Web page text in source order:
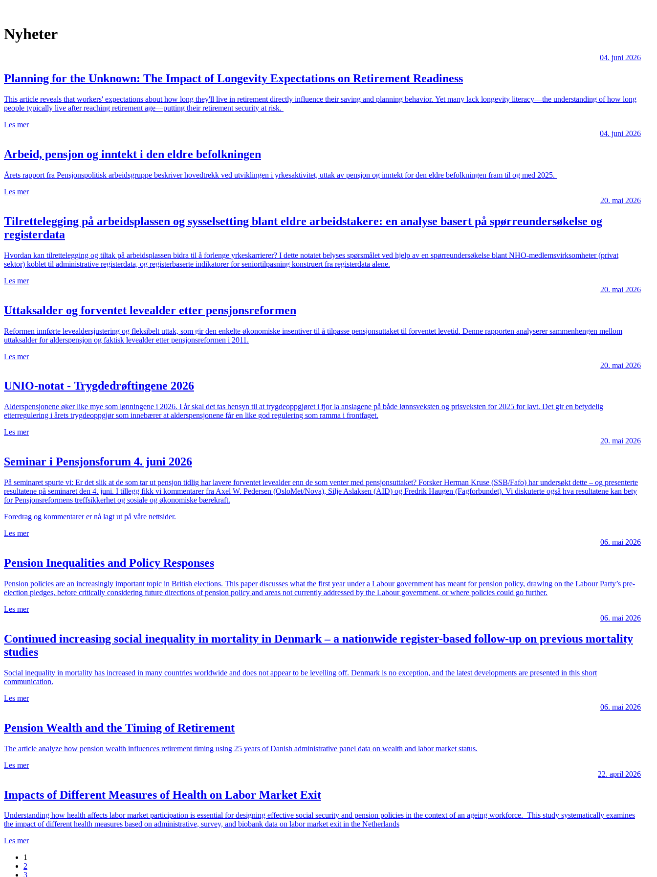
Nyheter
04. juni 2026
Planning for the Unknown: The Impact of Longevity Expectations on Retirement Readiness
This article reveals that workers' expectations about how long they'll live in retirement directly influence their saving and planning behavior. Yet many lack longevity literacy—the understanding of how long
people typically live after reaching retirement age—putting their retirement security at risk.
Les mer
04. juni 2026
Arbeid, pensjon og inntekt i den eldre befolkningen
Årets rapport fra Pensjonspolitisk arbeidsgruppe beskriver hovedtrekk ved utviklingen i yrkesaktivitet, uttak av pensjon og inntekt for den eldre befolkningen fram til og med 2025.
Les mer
20. mai 2026
Tilrettelegging på arbeidsplassen og sysselsetting blant eldre arbeidstakere: en analyse basert på spørreundersøkelse og
registerdata
Hvordan kan tilrettelegging og tiltak på arbeidsplassen bidra til å forlenge yrkeskarrierer? I dette notatet belyses spørsmålet ved hjelp av en spørreundersøkelse blant NHO-medlemsvirksomheter (privat
sektor) koblet til administrative registerdata, og registerbaserte indikatorer for seniortilpasning konstruert fra registerdata alene.
Les mer
20. mai 2026
Uttaksalder og forventet levealder etter pensjonsreformen
Reformen innførte levealdersjustering og fleksibelt uttak, som gir den enkelte økonomiske insentiver til å tilpasse pensjonsuttaket til forventet levetid. Denne rapporten analyserer sammenhengen mellom
uttaksalder for alderspensjon og faktisk levealder etter pensjonsreformen i 2011.
Les mer
20. mai 2026
UNIO-notat - Trygdedrøftingene 2026
Alderspensjonene øker like mye som lønningene i 2026. I år skal det tas hensyn til at trygdeoppgjøret i fjor la anslagene på både lønnsveksten og prisveksten for 2025 for lavt. Det gir en betydelig
etterregulering i årets trygdeoppgjør som innebærer at alderspensjonene får en like god regulering som ramma i frontfaget.
Les mer
20. mai 2026
Seminar i Pensjonsforum 4. juni 2026
På seminaret spurte vi: Er det slik at de som tar ut pensjon tidlig har lavere forventet levealder enn de som venter med pensjonsuttaket? Forsker Herman Kruse (SSB/Fafo) har undersøkt dette – og presenterte
resultatene på seminaret den 4. juni. I tillegg fikk vi kommentarer fra Axel W. Pedersen (OsloMet/Nova), Silje Aslaksen (AID) og Fredrik Haugen (Fagforbundet). Vi diskuterte også hva resultatene kan bety
for Pensjonsreformens treffsikkerhet og sosiale og økonomiske bærekraft.
Foredrag og kommentarer er nå lagt ut på våre nettsider.
Les mer
06. mai 2026
Pension Inequalities and Policy Responses
Pension policies are an increasingly important topic in British elections. This paper discusses what the first year under a Labour government has meant for pension policy, drawing on the Labour Party’s pre-
election pledges, before critically considering future directions of pension policy and areas not currently addressed by the Labour government, or where policies could go further.
Les mer
06. mai 2026
Continued increasing social inequality in mortality in Denmark – a nationwide register-based follow-up on previous mortality
studies
Social inequality in mortality has increased in many countries worldwide and does not appear to be levelling off. Denmark is no exception, and the latest developments are presented in this short
communication.
Les mer
06. mai 2026
Pension Wealth and the Timing of Retirement
The article analyze how pension wealth influences retirement timing using 25 years of Danish administrative panel data on wealth and labor market status.
Les mer
22. april 2026
Impacts of Different Measures of Health on Labor Market Exit
Understanding how health affects labor market participation is essential for designing effective social security and pension policies in the context of an ageing workforce. This study systematically examines
the impact of different health measures based on administrative, survey, and biobank data on labor market exit in the Netherlands
Les mer
1
2
3